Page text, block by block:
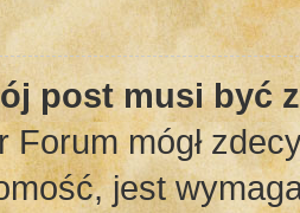
post musi być
Forum mógł
jest